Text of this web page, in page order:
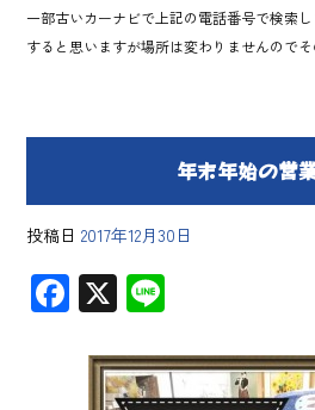
一部古いカーナビで上記の電話番号で検索
すると思いますが場所は変わりませんので
年末年始の営
投稿日 2017年12月30日
F
e
X